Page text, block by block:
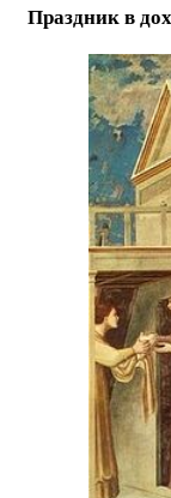
Праздник в